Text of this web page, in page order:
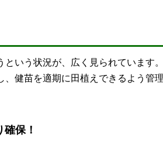
いう状況が、広く見られています
健苗を適期に田植えできるよう管
保！